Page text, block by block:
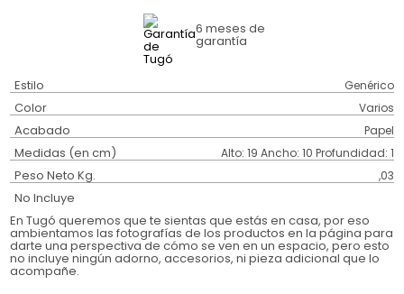
6 meses de
garantía
Estilo Genérico
Color Varios
Acabado Papel
Medidas (en cm) Alto: 19 Ancho: 10 Profundidad: 1
Peso Neto Kg. ,03
No Incluye
En Tugó queremos que te sientas que estás en casa, por eso
ambientamos las fotografías de los productos en la página para
darte una perspectiva de cómo se ven en un espacio, pero esto
no incluye ningún adorno, accesorios, ni pieza adicional que lo
acompañe.